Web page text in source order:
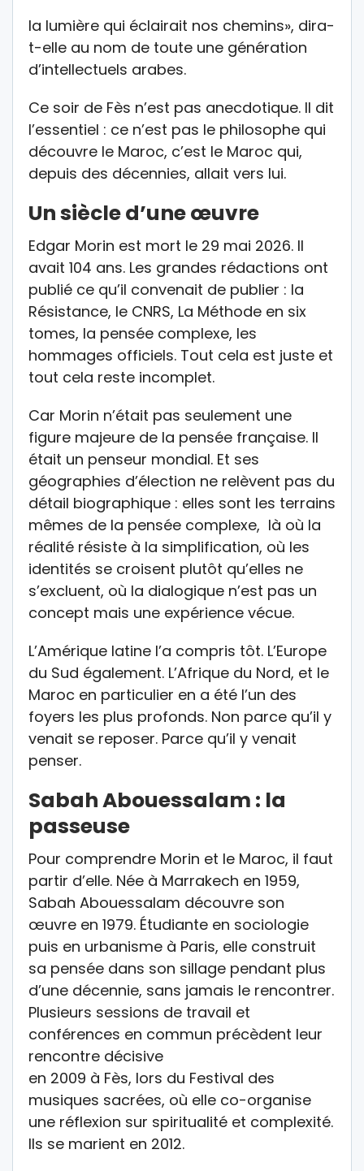
la lumière qui éclairait nos chemins», dira-
t-elle au nom de toute une génération
d’intellectuels arabes.
Ce soir de Fès n’est pas anecdotique. Il dit
l’essentiel : ce n’est pas le philosophe qui
découvre le Maroc, c’est le Maroc qui,
depuis des décennies, allait vers lui.
Un siècle d’une œuvre
Edgar Morin est mort le 29 mai 2026. Il
avait 104 ans. Les grandes rédactions ont
publié ce qu’il convenait de publier : la
Résistance, le CNRS, La Méthode en six
tomes, la pensée complexe, les
hommages officiels. Tout cela est juste et
tout cela reste incomplet.
Car Morin n’était pas seulement une
figure majeure de la pensée française. Il
était un penseur mondial. Et ses
géographies d’élection ne relèvent pas du
détail biographique : elles sont les terrains
mêmes de la pensée complexe, là où la
réalité résiste à la simplification, où les
identités se croisent plutôt qu’elles ne
s’excluent, où la dialogique n’est pas un
concept mais une expérience vécue.
L’Amérique latine l’a compris tôt. L’Europe
du Sud également. L’Afrique du Nord, et le
Maroc en particulier en a été l’un des
foyers les plus profonds. Non parce qu’il y
venait se reposer. Parce qu’il y venait
penser.
Sabah Abouessalam : la
passeuse
Pour comprendre Morin et le Maroc, il faut
partir d’elle. Née à Marrakech en 1959,
Sabah Abouessalam découvre son
œuvre en 1979. Étudiante en sociologie
puis en urbanisme à Paris, elle construit
sa pensée dans son sillage pendant plus
d’une décennie, sans jamais le rencontrer.
Plusieurs sessions de travail et
conférences en commun précèdent leur
rencontre décisive
en 2009 à Fès, lors du Festival des
musiques sacrées, où elle co-organise
une réflexion sur spiritualité et complexité.
Ils se marient en 2012.